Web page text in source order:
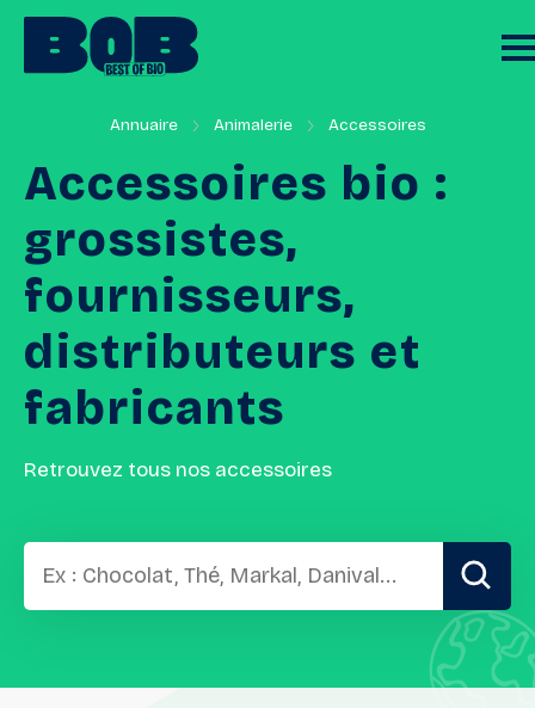
Annuaire Animalerie Accessoires
Accessoires bio :
grossistes,
fournisseurs,
distributeurs et
fabricants
Retrouvez tous nos accessoires